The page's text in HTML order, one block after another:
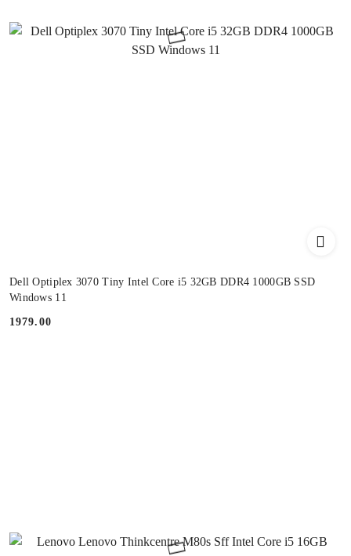
Dell Optiplex 3070 Tiny Intel Core i5 32GB DDR4 1000GB SSD
Windows 11
Cena:
1979.00